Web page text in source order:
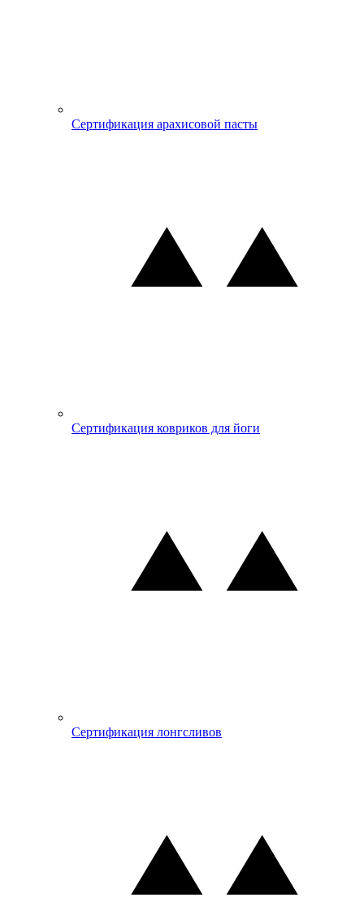
Сертификация арахисовой пасты
Сертификация ковриков для йоги
Сертификация лонгсливов